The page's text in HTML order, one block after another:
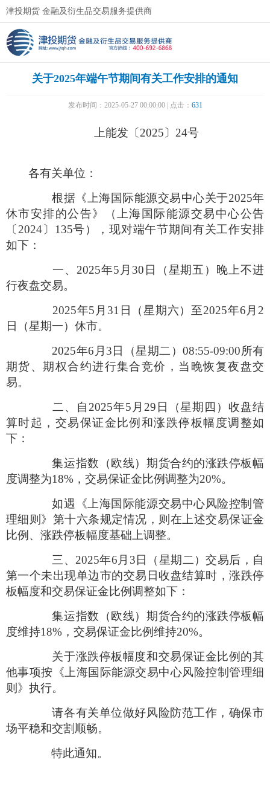
津投期货 金融及衍生品交易服务提供商
关于2025年端午节期间有关工作安排的通知
发布时间：2025-05-27 00:00:00 | 点击： 631
上能发〔 2025 〕 24号
各有关单位：
根据《上海国际能源交易中心关于2025年
休市安排的公告》（上海国际能源交易中心公告
〔 2024〕 135号），现对端午节期间有关工作安排
如下：
一、 2025年5 月 30 日（星期五）晚上不进
行夜盘交易。
2025年5 月 31 日（星期六）至2025年6 月 2
日（星期一）休市。
2025年6 月 3 日（星期二）08:55-09:00所有
期货、期权合约进行集合竞价，当晚恢复夜盘交
易。
二、自 2025年5 月 29 日（星期四）收盘结
算时起，交易保证金比例和涨跌停板幅度调整如
下：
集运指数（欧线）期货合约的涨跌停板幅
度调整为18% ，交易保证金比例调整为20%。
如遇《上海国际能源交易中心风险控制管
理细则》第十六条规定情况，则在上述交易保证金
比例、涨跌停板幅度基础上调整。
三、 2025年6 月 3 日（星期二）交易后，自
第一个未出现单边市的交易日收盘结算时，涨跌停
板幅度和交易保证金比例调整如下：
集运指数（欧线）期货合约的涨跌停板幅
度维持18% ，交易保证金比例维持20%。
关于涨跌停板幅度和交易保证金比例的其
他事项按《上海国际能源交易中心风险控制管理细
则》执行。
请各有关单位做好风险防范工作，确保市
场平稳和交割顺畅。
特此通知。